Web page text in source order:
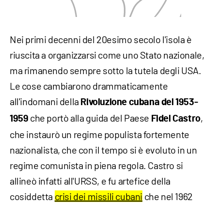
Nei primi decenni del 20esimo secolo l'isola è
riuscita a organizzarsi come uno Stato nazionale,
ma rimanendo sempre sotto la tutela degli USA.
Le cose cambiarono drammaticamente
all'indomani della Rivoluzione cubana del 1953-
1959 che portò alla guida del Paese Fidel Castro,
che instaurò un regime populista fortemente
nazionalista, che con il tempo si è evoluto in un
regime comunista in piena regola. Castro si
allineò infatti all'URSS, e fu artefice della
cosiddetta crisi dei missili cubani che nel 1962